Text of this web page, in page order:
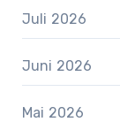
Juli 2026
Juni 2026
Mai 2026